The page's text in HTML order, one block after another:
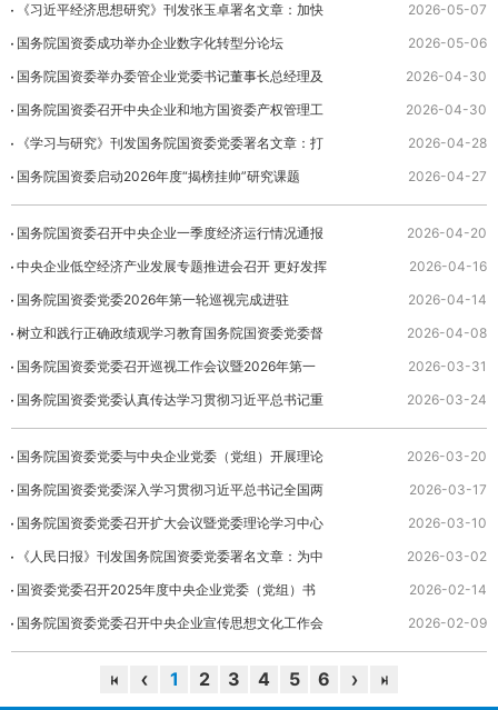
《习近平经济思想研究》刊发张玉卓署名文章：加快
推进国资央企高质量发展 为中国式现代化建设贡献更
大力量
2026-05-07
国务院国资委成功举办企业数字化转型分论坛
2026-05-06
国务院国资委举办委管企业党委书记董事长总经理及
专职副书记提升政治能力专题培训班 强化政治担当提
升政...
2026-04-30
国务院国资委召开中央企业和地方国资委产权管理工
作会议
2026-04-30
《学习与研究》刊发国务院国资委党委署名文章：打
好“五大攻坚战”全面履行“十五五”时期国资央企战略
使命
2026-04-28
国务院国资委启动2026年度“揭榜挂帅”研究课题
2026-04-27
国务院国资委召开中央企业一季度经济运行情况通报
暨2026年度经营业绩责任书签订会议 以更加扎
实有效...
2026-04-20
中央企业低空经济产业发展专题推进会召开 更好发挥
支撑带动作用 推动低空经济产业安全健康有序发展
2026-04-16
国务院国资委党委2026年第一轮巡视完成进驻
2026-04-14
树立和践行正确政绩观学习教育国务院国资委党委督
导组培训会议召开
2026-04-08
国务院国资委党委召开巡视工作会议暨2026年第一
轮巡视动员部署会
2026-03-31
国务院国资委党委认真传达学习贯彻习近平总书记重
要讲话精神 积极主动担当作为 为推进雄安新区
高质...
2026-03-24
国务院国资委党委与中央企业党委（党组）开展理论
学习中心组专题联学 发挥优势强化应用 为深化
拓展...
2026-03-20
国务院国资委党委深入学习贯彻习近平总书记全国两
会期间重要讲话和全国两会精神 锚定“十五五”奋斗目
标...
2026-03-17
国务院国资委党委召开扩大会议暨党委理论学习中心
组集体学习会 为推动国资央企树立和践行正确政
绩观...
2026-03-10
《人民日报》刊发国务院国资委党委署名文章：为中
国式现代化建设贡献国资央企更大力量 （深入学
习贯...
2026-03-02
国资委党委召开2025年度中央企业党委（党组）书
记党建工作述职会议 压实管党治党政治责任
为“十五...
2026-02-14
国务院国资委党委召开中央企业宣传思想文化工作会
议
2026-02-09
1 2 3 4 5 6